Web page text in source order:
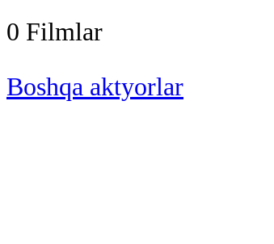
0 Filmlar
Boshqa aktyorlar